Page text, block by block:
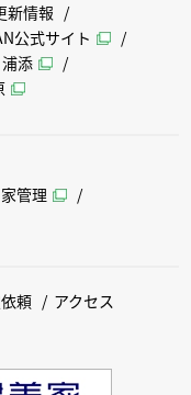
新情報
公式サイト
添
管理
頼 アクセス